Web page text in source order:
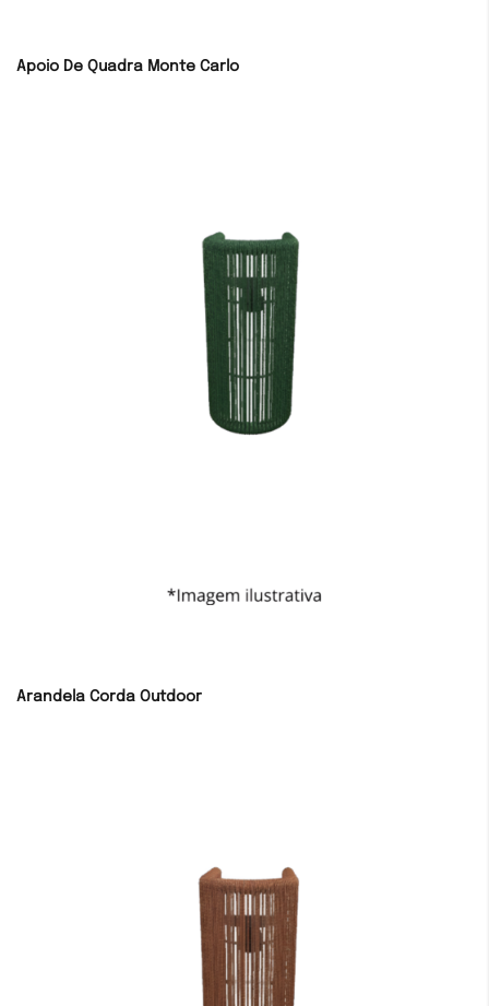
Apoio De Quadra Monte Carlo
Arandela Corda Outdoor